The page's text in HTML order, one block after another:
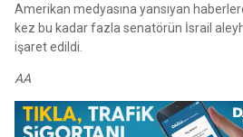
Amerikan medyasına yansıyan
kez bu kadar fazla senatörün İsrail
işaret edildi.
AA